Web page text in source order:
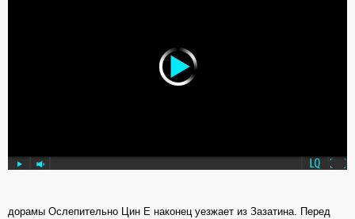
дорамы Ослепительно Цин Е наконец уезжает из Зазатина. Перед